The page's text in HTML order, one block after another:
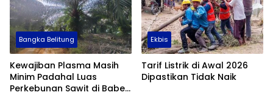
Bangka Belitung
Kewajiban Plasma Masih
Minim Padahal Luas
Perkebunan Sawit di Babel
Ekbis
Tarif Listrik di Awal 2026
Dipastikan Tidak Naik